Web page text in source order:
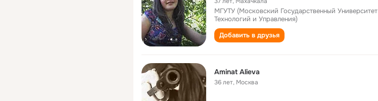
МГУТУ (Московский Государственный Университет
Технологий и Управления)
Добавить в друзья
Aminat Alieva
36 лет, Москва